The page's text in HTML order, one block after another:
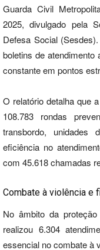
Guarda Civil
2025, divulgado pela
Defesa Social
boletins de atendimento
constante em pontos
O relatório detalha que
108.783 rondas
transbordo,
eficiência no
com 45.618 chamadas
Combate à violência e
No âmbito da
realizou 6.304
essencial no combate à